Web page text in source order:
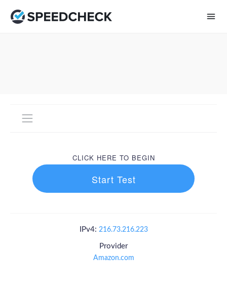
CLICK HERE TO BEGIN
Start Test
IPv4: 216.73.216.223
Provider
Amazon.com